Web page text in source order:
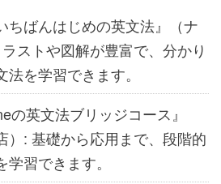
ちばんはじめの英文法』（ナ
ストや図解が豊富で、分かり
法を学習できます。
の英文法ブリッジコース』
）: 基礎から応用まで、段階的
学習できます。